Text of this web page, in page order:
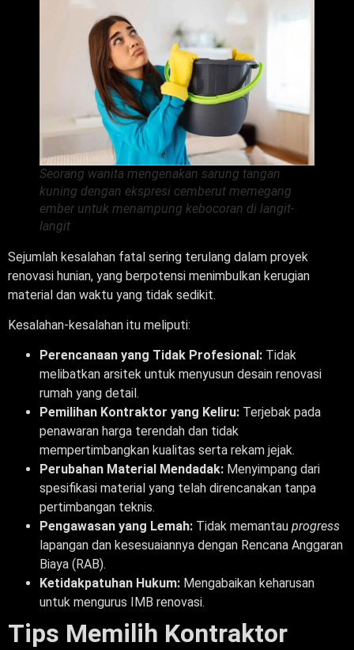
Seorang wanita mengenakan sarung tangan
kuning dengan ekspresi cemberut memegang
ember untuk menampung kebocoran di langit-
langit
Sejumlah kesalahan fatal sering terulang dalam proyek
renovasi hunian, yang berpotensi menimbulkan kerugian
material dan waktu yang tidak sedikit.
Kesalahan-kesalahan itu meliputi:
Perencanaan yang Tidak Profesional: Tidak
melibatkan arsitek untuk menyusun desain renovasi
rumah yang detail.
Pemilihan Kontraktor yang Keliru: Terjebak pada
penawaran harga terendah dan tidak
mempertimbangkan kualitas serta rekam jejak.
Perubahan Material Mendadak: Menyimpang dari
spesifikasi material yang telah direncanakan tanpa
pertimbangan teknis.
Pengawasan yang Lemah: Tidak memantau progress
lapangan dan kesesuaiannya dengan Rencana Anggaran
Biaya (RAB).
Ketidakpatuhan Hukum: Mengabaikan keharusan
untuk mengurus IMB renovasi.
Tips Memilih Kontraktor